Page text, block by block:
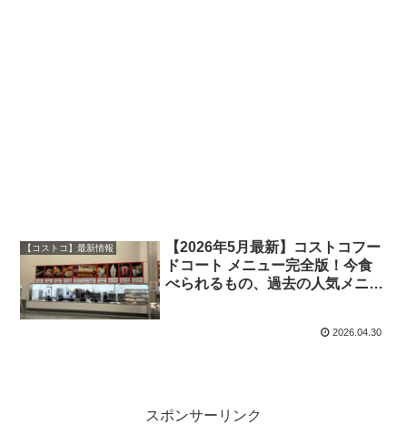
【コストコ】最新情報
【2026年5月最新】コストコフー
ドコート メニュー完全版！今食
べられるもの、過去の人気メニュ
2026.04.30
スポンサーリンク